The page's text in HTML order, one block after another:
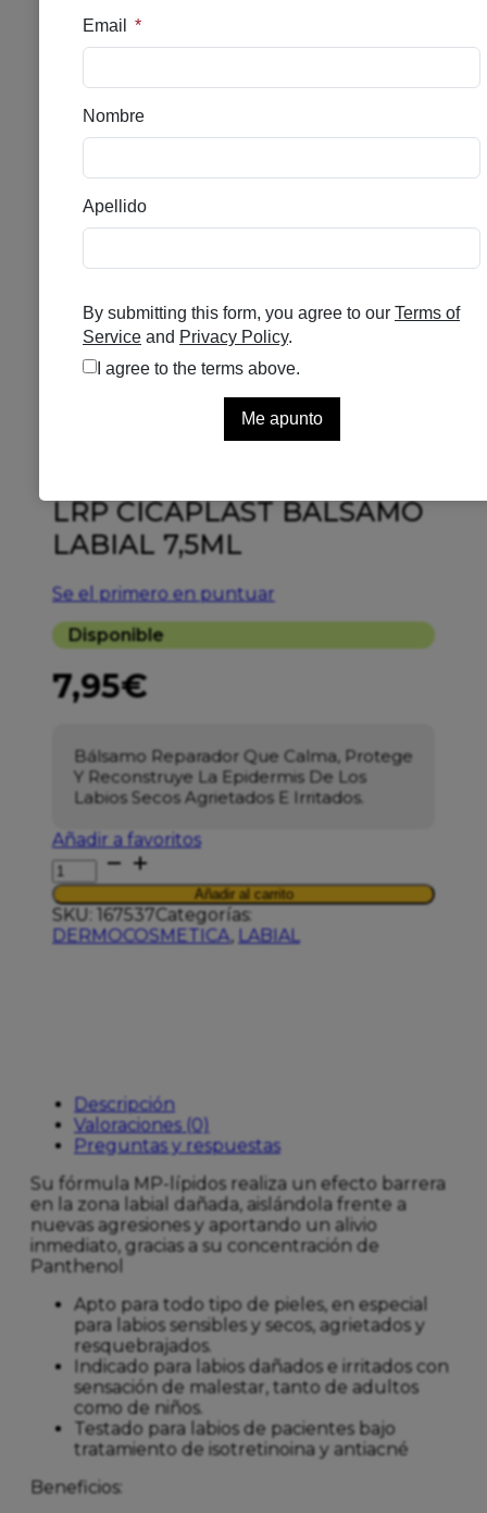
LRP CICAPLAST BALSAMO
LABIAL 7,5ML
Se el primero en puntuar
Disponible
7,95€
Bálsamo Reparador Que Calma, Protege
Y Reconstruye La Epidermis De Los
Labios Secos Agrietados E Irritados.
Añadir a favoritos
CICAPLAST
BALSAMO
LABIAL
7,5ML
Añadir al carrito
SKU: 167537Categorías:
DERMOCOSMETICA, LABIAL
Descripción
Valoraciones (0)
Preguntas y respuestas
Su fórmula MP-lípidos realiza un efecto barrera
en la zona labial dañada, aislándola frente a
nuevas agresiones y aportando un alivio
inmediato, gracias a su concentración de
Panthenol
Apto para todo tipo de pieles, en especial
para labios sensibles y secos, agrietados y
resquebrajados.
Indicado para labios dañados e irritados con
sensación de malestar, tanto de adultos
como de niños.
Testado para labios de pacientes bajo
tratamiento de isotretinoina y antiacné
Beneficios: